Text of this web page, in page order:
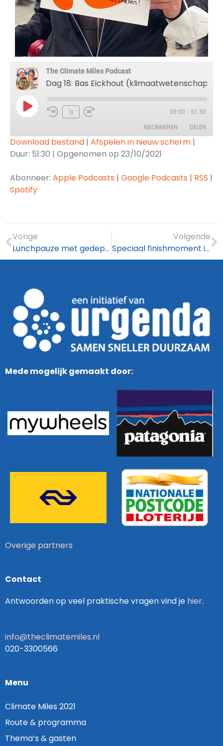
The Climate Miles Podcast
1x 00:00 / 51:30
ABONNEREN DELEN
Apple Podcasts Google Podcasts
RSS FEED
DELEN
LINK
Download bestand | Afspelen in nieuw scherm |
Duur: 51:30 | Opgenomen op 23/10/2021
Abonneer: Apple Podcasts | Google Podcasts | RSS |
Spotify
Vorige
Lunchpauze met gedeputeerde Berend Potjer
Volgende
Speciaal finishmoment in Rotterdam bij BlueCity!
Mede mogelijk gemaakt door:
Overige partners
Contact
Antwoorden op veel praktische vragen vind je hier.
info@theclimatemiles.nl
020-3300566
Menu
Climate Miles 2021
Route & programma
Thema’s & gasten